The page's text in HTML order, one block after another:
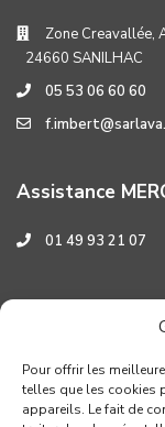
Pour offrir les
telles que les cookies
appareils. Le fait de
Zone Creavallée,
24660 SANILHAC
05 53 06 60 60
Assistance
01 49 93 21 07